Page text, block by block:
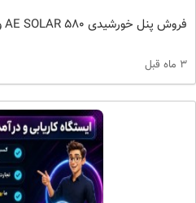
فروش پنل خورشیدی AE SOLAR 580 وات مونوکریستال بایفشیال
3 ماه قبل